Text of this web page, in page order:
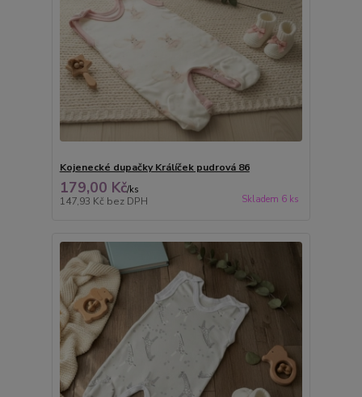
Kojenecké dupačky Králíček pudrová 86
179,00 Kč/ks
147,93 Kč bez DPH Skladem 6 ks